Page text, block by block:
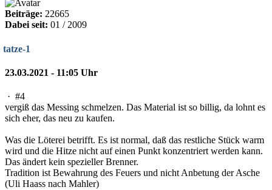
Beiträge: 22665
Dabei seit: 01 / 2009
tatze-1
23.03.2021 - 11:05 Uhr
· #4
vergiß das Messing schmelzen. Das Material ist so billig, da lohnt es
sich eher, das neu zu kaufen.
Was die Löterei betrifft. Es ist normal, daß das restliche Stück warm
wird und die Hitze nicht auf einen Punkt konzentriert werden kann.
Das ändert kein spezieller Brenner.
Tradition ist Bewahrung des Feuers und nicht Anbetung der Asche
(Uli Haass nach Mahler)